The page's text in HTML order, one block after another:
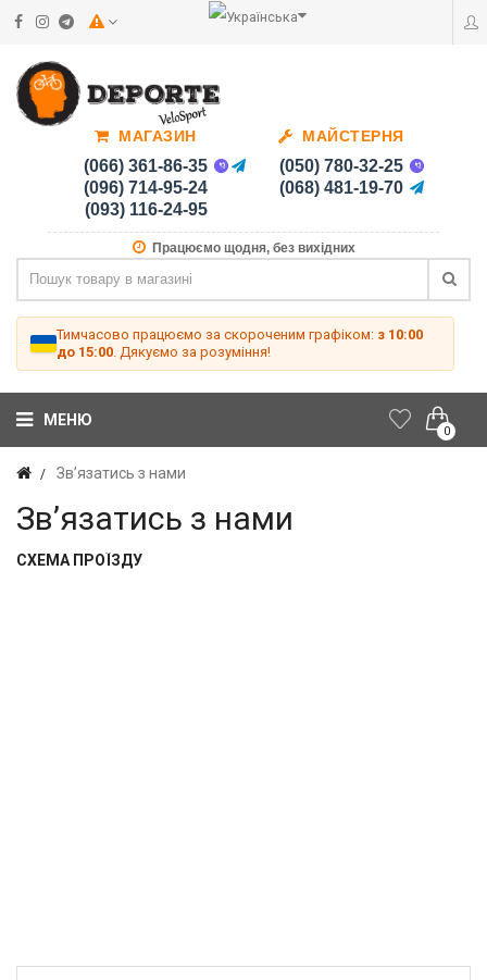
МАГАЗИН
(066) 361-86-35
(096) 714-95-24
(093) 116-24-95
МАЙСТЕРНЯ
(050) 780-32-25
(068) 481-19-70
Працюємо щодня, без вихідних
Тимчасово працюємо за скороченим графіком: з 10:00
до 15:00 . Дякуємо за розуміння!
0
МЕНЮ
Зв’язатись з нами
Зв’язатись з нами
СХЕМА ПРОЇЗДУ